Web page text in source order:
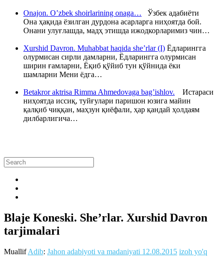
Onajon. O’zbek shoirlarining onaga… Ўзбек адабиёти
Она ҳақида ёзилган дурдона асарларга ниҳоятда бой.
Онани улуғлашда, мадҳ этишда ижодкорларимиз чин…
Xurshid Davron. Muhabbat haqida she’rlar (I) Ёдларингга
олурмисан сирли дамларни, Ёдларингга олурмисан
ширин ғамларни, Ёқиб қўйиб тун қўйнида ёки
шамларни Мени ёдга…
Betakror aktrisa Rimma Ahmedovaga bag’ishlov. Истараси
ниҳоятда иссиқ, туйғулари паришон юзига майин
қалқиб чиққан, маҳзун қиёфали, ҳар қандай ҳолдаям
дилбарлигича…
Blaje Koneski. She’rlar. Xurshid Davron
tarjimalari
MuallifAdib: Jahon adabiyoti va madaniyati 12.08.2015 izoh yo'q